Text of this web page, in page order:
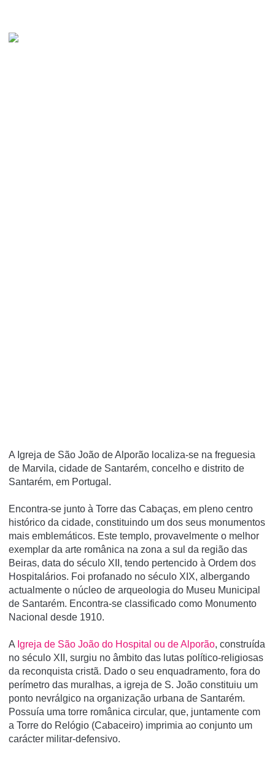
A Igreja de São João de Alporão localiza-se na freguesia
de Marvila, cidade de Santarém, concelho e distrito de
Santarém, em Portugal.
Encontra-se junto à Torre das Cabaças, em pleno centro
histórico da cidade, constituindo um dos seus monumentos
mais emblemáticos. Este templo, provavelmente o melhor
exemplar da arte românica na zona a sul da região das
Beiras, data do século XII, tendo pertencido à Ordem dos
Hospitalários. Foi profanado no século XIX, albergando
actualmente o núcleo de arqueologia do Museu Municipal
de Santarém. Encontra-se classificado como Monumento
Nacional desde 1910.
A Igreja de São João do Hospital ou de Alporão, construída
no século XII, surgiu no âmbito das lutas político-religiosas
da reconquista cristã. Dado o seu enquadramento, fora do
perímetro das muralhas, a igreja de S. João constituiu um
ponto nevrálgico na organização urbana de Santarém.
Possuía uma torre românica circular, que, juntamente com
a Torre do Relógio (Cabaceiro) imprimia ao conjunto um
carácter militar-defensivo.